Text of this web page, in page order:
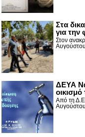
Στα
για την
Στον
ΔΕΥΑ
οικισμό
Από τη